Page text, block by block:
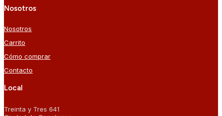
Nosotros
Nosotros
Carrito
Cómo comprar
Contacto
Local
Treinta y Tres 641